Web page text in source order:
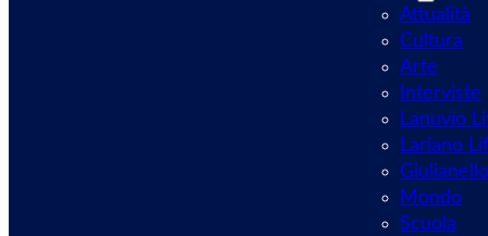
Attualità
Cultura
Arte
Interviste
Lanuvio
Lariano
Mondo
Scuola